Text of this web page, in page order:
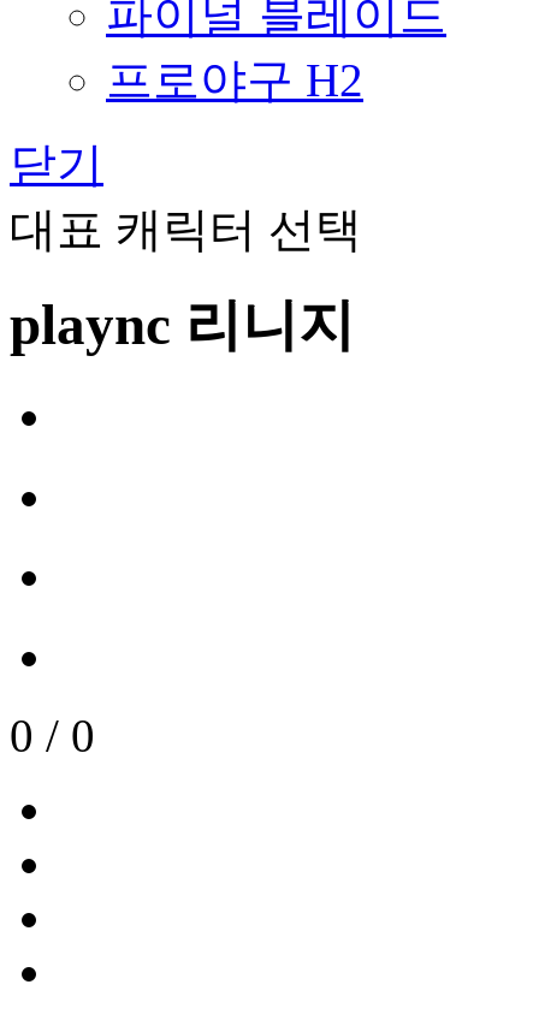
파이널 블레이드
프로야구 H2
닫기
대표 캐릭터 선택
plaync 리니지
0 / 0